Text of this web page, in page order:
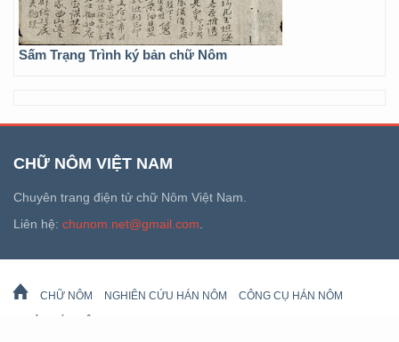
Sấm Trạng Trình ký bản chữ Nôm
CHỮ NÔM VIỆT NAM
Chuyên trang điện tử chữ Nôm Việt Nam.
Liên hệ: chunom.net@gmail.com
CHỮ NÔM NGHIÊN CỨU HÁN NÔM CÔNG CỤ HÁN NÔM